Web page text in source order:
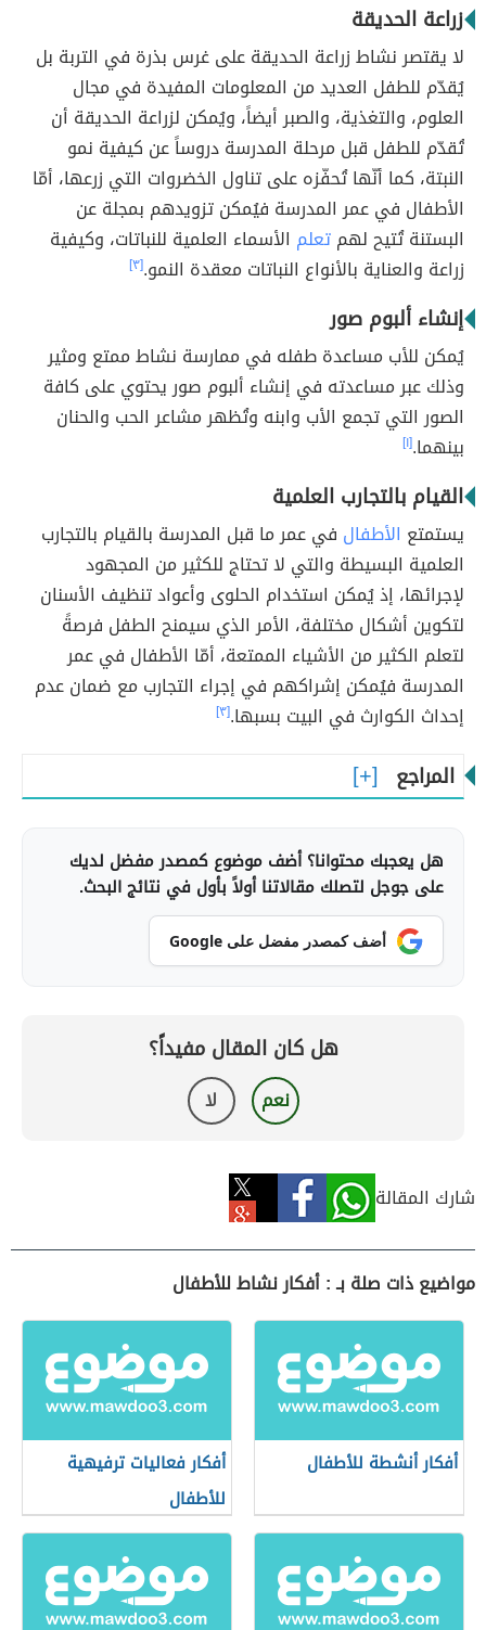
زراعة الحديقة
لا يقتصر نشاط زراعة الحديقة على غرس بذرة في التربة بل
يُقدّم للطفل العديد من المعلومات المفيدة في مجال
العلوم، والتغذية، والصبر أيضاً، ويُمكن لزراعة الحديقة أن
تُقدّم للطفل قبل مرحلة المدرسة دروساً عن كيفية نمو
النبتة، كما أنّها تُحفّزه على تناول الخضروات التي زرعها، أمّا
الأطفال في عمر المدرسة فيُمكن تزويدهم بمجلة عن
البستنة تُتيح لهمتعلم الأسماء العلمية للنباتات، وكيفية
زراعة والعناية بالأنواع النباتات معقدة النمو.[٣]
إنشاء ألبوم صور
يُمكن للأب مساعدة طفله في ممارسة نشاط ممتع ومثير
وذلك عبر مساعدته في إنشاء ألبوم صور يحتوي على كافة
الصور التي تجمع الأب وابنه وتُظهر مشاعر الحب والحنان
بينهما.[١]
القيام بالتجارب العلمية
يستمتع الأطفال في عمر ما قبل المدرسة بالقيام بالتجارب
العلمية البسيطة والتي لا تحتاج للكثير من المجهود
لإجرائها، إذ يُمكن استخدام الحلوى وأعواد تنظيف الأسنان
لتكوين أشكال مختلفة، الأمر الذي سيمنح الطفل فرصةً
لتعلم الكثير من الأشياء الممتعة، أمّا الأطفال في عمر
المدرسة فيُمكن إشراكهم في إجراء التجارب مع ضمان عدم
إحداث الكوارث في البيت بسبها.[٣]
المراجع
هل يعجبك محتوانا؟ أضف موضوع كمصدر مفضل لديك
على جوجل لتصلك مقالاتنا أولاً بأول في نتائج البحث.
أضف كمصدر مفضل على Google
هل كان المقال مفيداً؟
نعم لا
شارك المقالة
مواضيع ذات صلة بـ : أفكار نشاط للأطفال
أفكار أنشطة للأطفال
أفكار فعاليات ترفيهية
للأطفال